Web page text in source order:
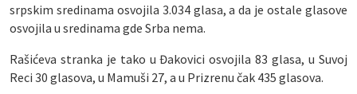
srpskim sredinama osvojila 3.034 glasa, a da je ostale glasove
osvojila u sredinama gde Srba nema.
Rašićeva stranka je tako u Đakovici osvojila 83 glasa, u Suvoj
Reci 30 glasova, u Mamuši 27, a u Prizrenu čak 435 glasova.